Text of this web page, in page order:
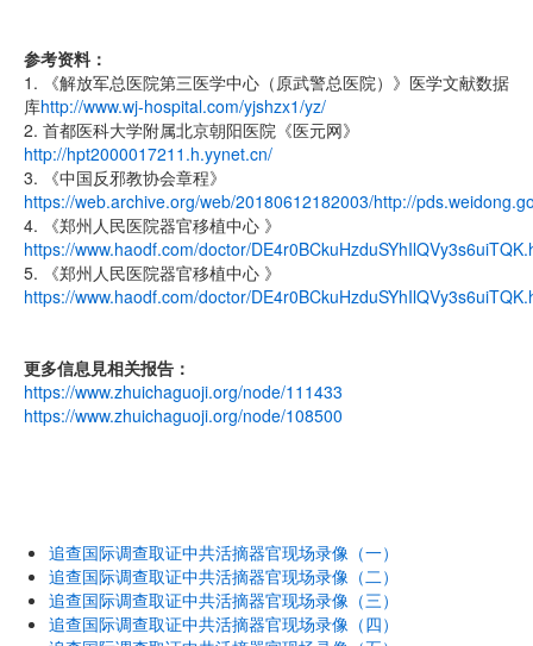
参考资料：
1. 《解放军总医院第三医学中心（原武警总医院）》医学文献数据
库http://www.wj-hospital.com/yjshzx1/yz/
2. 首都医科大学附属北京朝阳医院《医元网》
http://hpt2000017211.h.yynet.cn/
3. 《中国反邪教协会章程》
https://web.archive.org/web/20180612182003/http://
4. 《郑州人民医院器官移植中心 》
https://www.haodf.com/doctor/
5. 《郑州人民医院器官移植中心 》
https://www.haodf.com/doctor/
更多信息見相关报告：
https://www.zhuichaguoji.org/node/111433
https://www.zhuichaguoji.org/node/108500
追查国际调查取证中共活摘器官现场录像（一）
追查国际调查取证中共活摘器官现场录像（二）
追查国际调查取证中共活摘器官现场录像（三）
追查国际调查取证中共活摘器官现场录像（四）